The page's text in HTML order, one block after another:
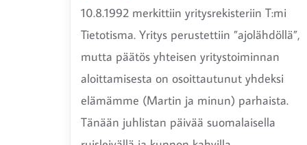
10.8.1992 merkittiin yritysrekisteriin T:mi
Tietotisma. Yritys perustettiin ”ajolähdöllä”,
mutta päätös yhteisen yritystoiminnan
aloittamisesta on osoittautunut yhdeksi
elämämme (Martin ja minun) parhaista.
Tänään juhlistan päivää suomalaisella